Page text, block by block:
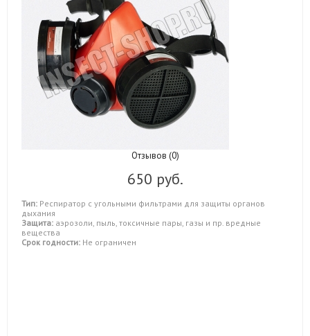
Отзывов (0)
650 руб.
Тип: Респиратор с угольными фильтрами для защиты органов
дыхания
Защита: аэрозоли, пыль, токсичные пары, газы и пр. вредные
вещества
Срок годности: Не ограничен